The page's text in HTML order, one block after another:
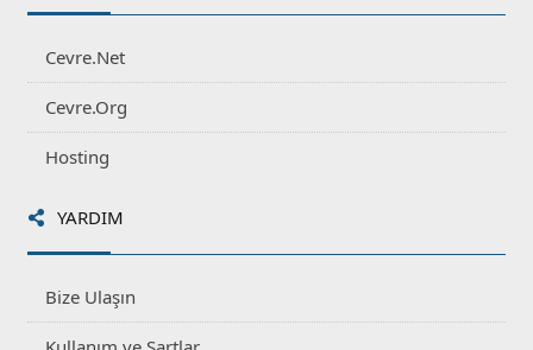
Cevre.Net
Cevre.Org
Hosting
YARDIM
Bize Ulaşın